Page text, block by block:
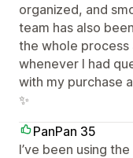
organized, and
team has also
the whole process
whenever I had
with my purchase
✨
PanPan 35
I’ve been using